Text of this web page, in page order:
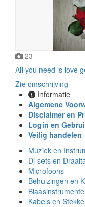
23
All you need is love
Zie omschrijving
Informatie
Algemene
Disclaimer en
Login en
Veilig handelen
Muziek en
Dj-sets en
Microfoons
Behuizingen en
Kabels en